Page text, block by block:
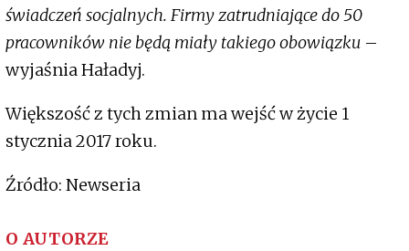
świadczeń socjalnych. Firmy zatrudniające do 50
pracowników nie będą miały takiego obowiązku –
wyjaśnia Haładyj.
Większość z tych zmian ma wejść w życie 1
stycznia 2017 roku.
Źródło: Newseria
O AUTORZE